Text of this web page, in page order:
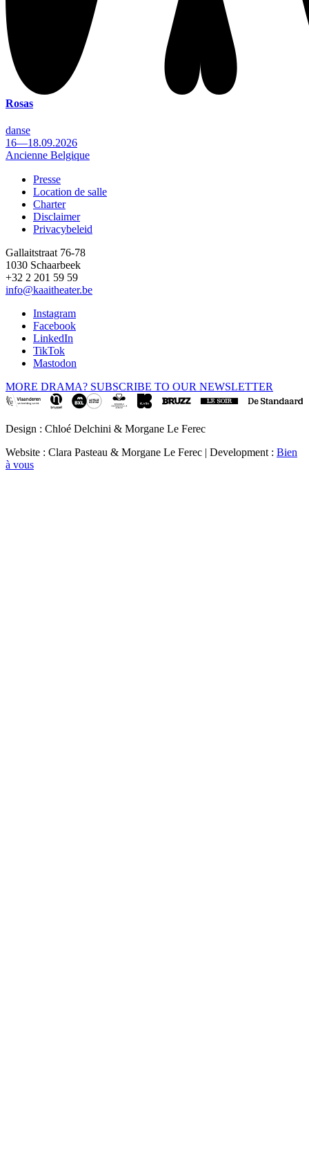
Rosas
danse
16—18.09.2026
Ancienne Belgique
Footer
Presse
Location de salle
Charter
Disclaimer
Privacybeleid
Gallaitstraat 76-78
1030 Schaarbeek
+32 2 201 59 59
info@kaaitheater.be
Instagram
Facebook
LinkedIn
TikTok
Mastodon
MORE DRAMA? SUBSCRIBE TO OUR NEWSLETTER
Design : Chloé Delchini & Morgane Le Ferec
Website : Clara Pasteau & Morgane Le Ferec | Development : Bien
à vous